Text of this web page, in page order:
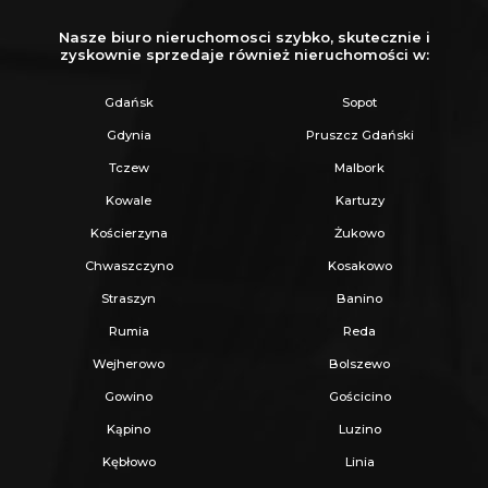
Strefa gościnna w otoczeniu drzew,
zapewniająca wakacyjny klimat.
Struktura: 6 domków (jeden z 2016 r. -
dodatkowo ocieplony; pięć z 2017 r.).
Standard:Każdy domek (pow. całkowita
25m2) pomieści do 6 osób.
Wykonane z naturalnego balika, kryte
blachodachówką.
Komfort całoroczny
: Wszystkie domki
posiadająklimatyzację z funkcją grzania
pozwala na wydłużenie sezonu najmu.
Nasze biuro nieruchomosci szybko, skutecznie i
zyskownie sprzedaje również nieruchomości w:
Gdańsk Sopot
Gdynia Pruszcz Gdański
Tczew Malbork
Kowale Kartuzy
Kościerzyna Żukowo
Chwaszczyno Kosakowo
Straszyn Banino
Rumia Reda
Wejherowo Bolszewo
Gowino Gościcino
Kąpino Luzino
Kębłowo Linia